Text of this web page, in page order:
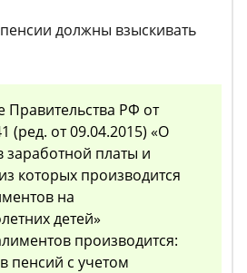
должны взыскивать
Правительства РФ от
(ред. от 09.04.2015) «О
платы и
которых производится
на
детей»
производится:
пенсий с учетом